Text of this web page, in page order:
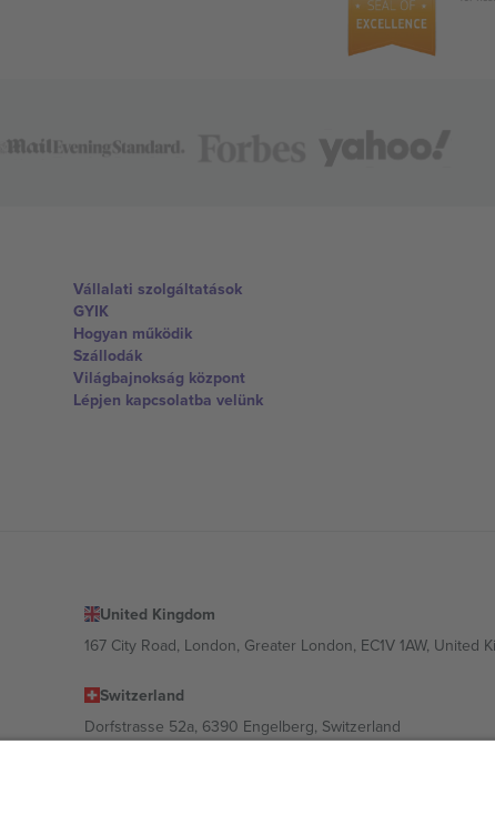
Vállalati szolgáltatások
GYIK
Hogyan működik
Szállodák
Világbajnokság központ
Lépjen kapcsolatba velünk
United Kingdom
167 City Road, London, Greater London, EC1V 1AW, United
Switzerland
Dorfstrasse 52a, 6390 Engelberg, Switzerland